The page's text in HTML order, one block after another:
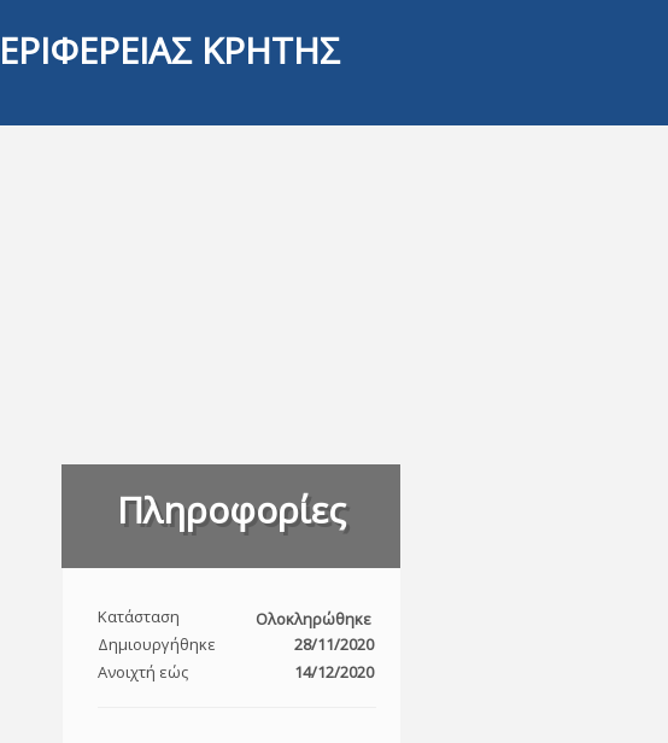
ΚΡΗΤΗΣ
Πληροφορίες
Κατάσταση
Ολοκληρώθηκε
Δημιουργήθηκε
28/11/2020
Ανοιχτή εώς
14/12/2020